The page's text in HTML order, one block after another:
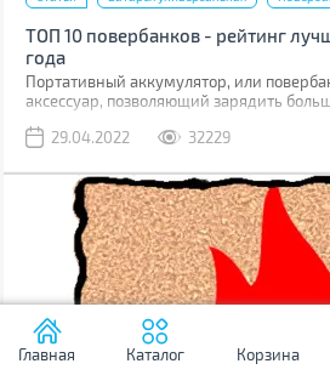
ТОП 10 повербанков - рейтинг
года
Портативный аккумулятор, или
аксессуар, позволяющий зарядить
поездки), и во время боевых действий.
Мы составили рейтинг из 10-ти
которых можно использовать в самых
29.04.2022 32229
Главная Каталог Корзина